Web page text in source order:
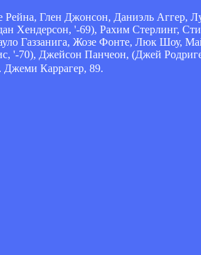
Рейна, Глен Джонсон, Даниэль Аггер,
Хендерсон, '-69), Рахим Стерлинг,
Газзанига, Жозе Фонте, Люк Шоу,
'-70), Джейсон Панчеон, (Джей
Джеми Каррагер, 89.